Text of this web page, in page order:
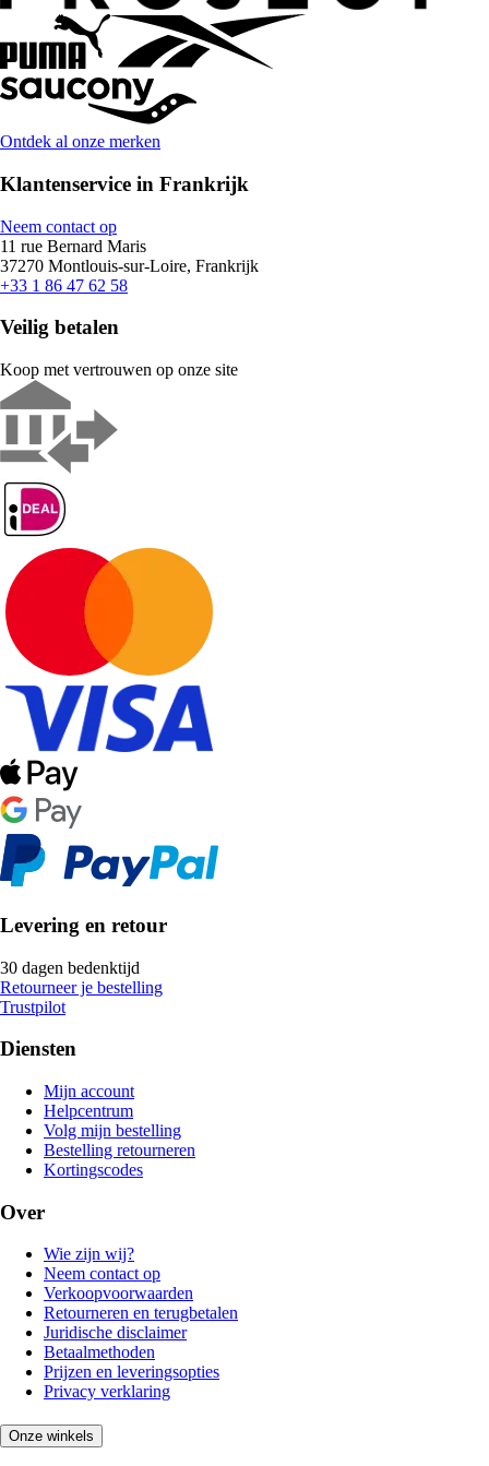
Ontdek al onze merken
Klantenservice in Frankrijk
Neem contact op
11 rue Bernard Maris
37270 Montlouis-sur-Loire, Frankrijk
+33 1 86 47 62 58
Veilig betalen
Koop met vertrouwen op onze site
Levering en retour
30 dagen bedenktijd
Retourneer je bestelling
Trustpilot
Diensten
Mijn account
Helpcentrum
Volg mijn bestelling
Bestelling retourneren
Kortingscodes
Over
Wie zijn wij?
Neem contact op
Verkoopvoorwaarden
Retourneren en terugbetalen
Juridische disclaimer
Betaalmethoden
Prijzen en leveringsopties
Privacy verklaring
Onze winkels